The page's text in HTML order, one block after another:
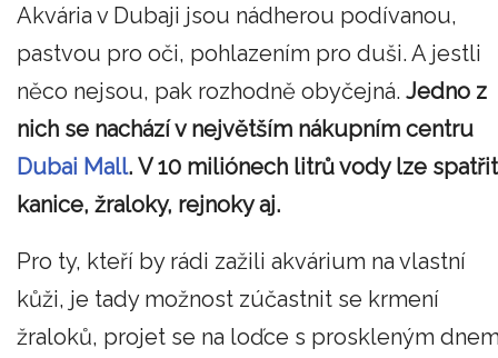
Akvária v Dubaji jsou nádherou podívanou,
pastvou pro oči, pohlazením pro duši. A jestli
něco nejsou, pak rozhodně obyčejná. Jedno z
nich se nachází v největším nákupním centru
Dubai Mall. V 10 miliónech litrů vody lze spatřit
kanice, žraloky, rejnoky aj.
Pro ty, kteří by rádi zažili akvárium na vlastní
kůži, je tady možnost zúčastnit se krmení
žraloků, projet se na loďce s proskleným